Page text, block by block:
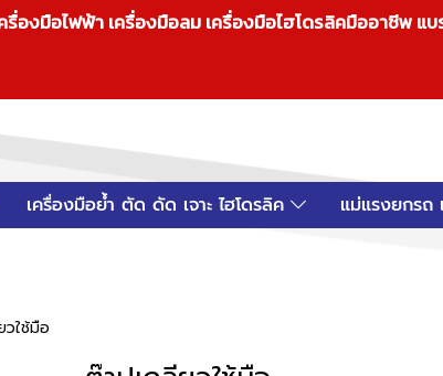
องมือไฟฟ้า เครื่องมือลม เครื่องมือไฮโดรลิคมืออาชีพ
เครื่องมือย้ำ ตัด ดัด เจาะ ไฮโดรลิค แม่แรงยกรถ
วใช้มือ